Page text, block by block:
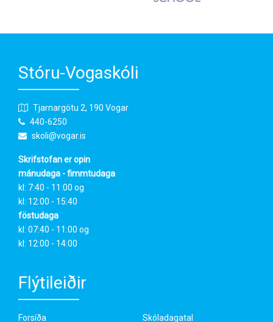
Stóru-Vogaskóli
Tjarnargötu 2, 190 Vogar
440-6250
skoli@vogar.is
Skrifstofan er opin
mánudaga - fimmtudaga
kl: 7:40 - 11:00 og
kl: 12:00 - 15:40
föstudaga
kl: 07:40 - 11:00 og
kl: 12:00 - 14:00
Flýtileiðir
Forsíða Skóladagatal